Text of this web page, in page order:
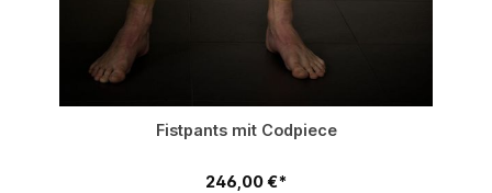
Fistpants mit Codpiece
246,00 €*